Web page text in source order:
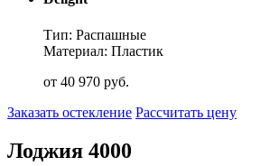
Тип: Распашные
Материал: Пластик
от 40 970 руб.
Заказать остекление Рассчитать цену
Лоджия 4000